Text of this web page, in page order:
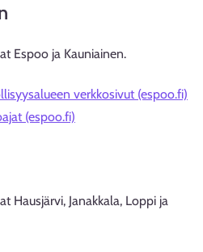
Espoo ja Kauniainen.
verkkosivut (espoo.fi)
(espoo.fi)
Hausjärvi, Janakkala, Loppi ja